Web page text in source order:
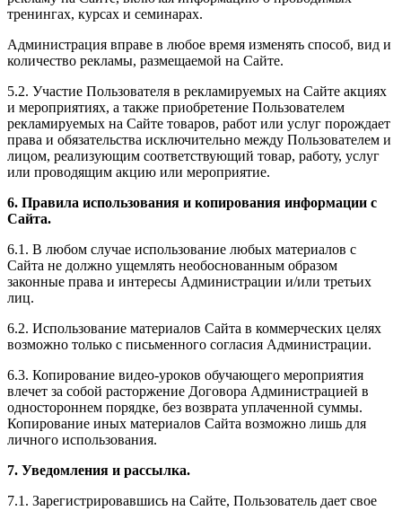
тренингах, курсах и семинарах.
Администрация вправе в любое время изменять способ, вид и
количество рекламы, размещаемой на Сайте.
5.2. Участие Пользователя в рекламируемых на Сайте акциях
и мероприятиях, а также приобретение Пользователем
рекламируемых на Сайте товаров, работ или услуг порождает
права и обязательства исключительно между Пользователем и
лицом, реализующим соответствующий товар, работу, услуг
или проводящим акцию или мероприятие.
6. Правила использования и копирования информации с
Сайта.
6.1. В любом случае использование любых материалов с
Сайта не должно ущемлять необоснованным образом
законные права и интересы Администрации и/или третьих
лиц.
6.2. Использование материалов Сайта в коммерческих целях
возможно только с письменного согласия Администрации.
6.3. Копирование видео-уроков обучающего мероприятия
влечет за собой расторжение Договора Администрацией в
одностороннем порядке, без возврата уплаченной суммы.
Копирование иных материалов Сайта возможно лишь для
личного использования.
7. Уведомления и рассылка.
7.1. Зарегистрировавшись на Сайте, Пользователь дает свое